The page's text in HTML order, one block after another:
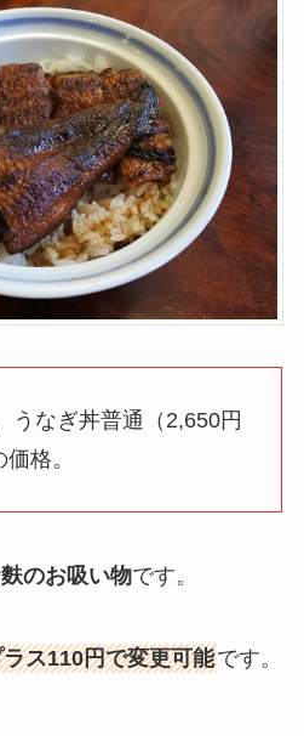
うなぎ丼普通（2,650円
格。
のお吸い物です。
ス110円で変更可能です。